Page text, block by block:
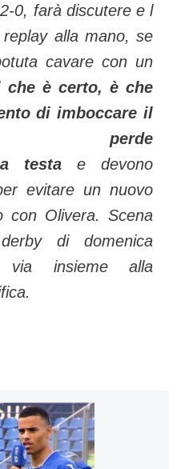
0, farà discutere e l
replay alla mano, se
cavare con un
che è certo, è che
di imboccare il
perde
testa e devono
evitare un nuovo
con Olivera. Scena
di domenica
via insieme alla